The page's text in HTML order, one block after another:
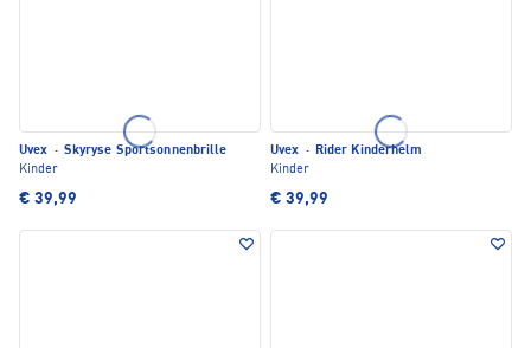
Uvex · Skyryse Sportsonnenbrille
Kinder
€ 39,99
Uvex · Rider Kinderhelm
Kinder
€ 39,99